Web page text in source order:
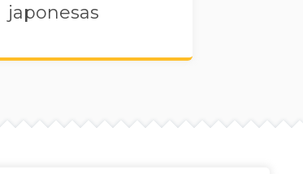
japonesas